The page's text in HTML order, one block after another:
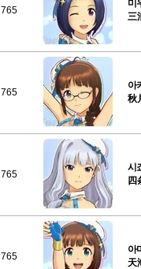
765
미
三
765
아
秋
765
시
四
765
아
天